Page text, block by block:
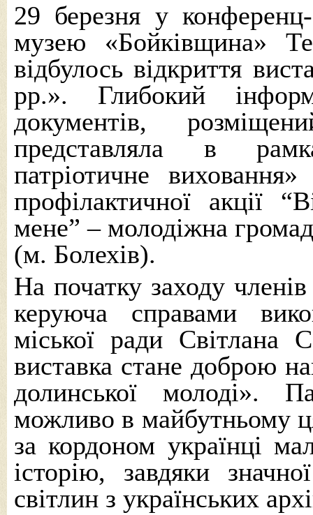
29 березня у конференц-
музею «Бойківщина»
відбулось відкриття
рр.». Глибокий
документів,
представляла в
патріотичне
профілактичної акції
мене” – молодіжна
(м. Болехів).
На початку заходу
керуюча справами
міської ради Світлана
виставка стане доброю
долинської молоді».
можливо в майбутньому
за кордоном українці
історію, завдяки
світлин з українських